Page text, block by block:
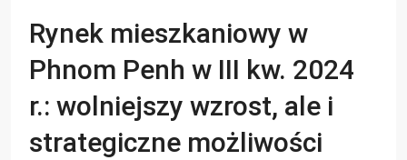
Rynek mieszkaniowy w
Phnom Penh w III kw. 2024
r.: wolniejszy wzrost, ale i
strategiczne możliwości